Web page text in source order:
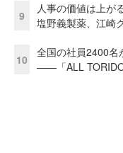
9
人事の価値は上が
塩野義製薬、江崎
10
全国の社員2400名
――「ALL